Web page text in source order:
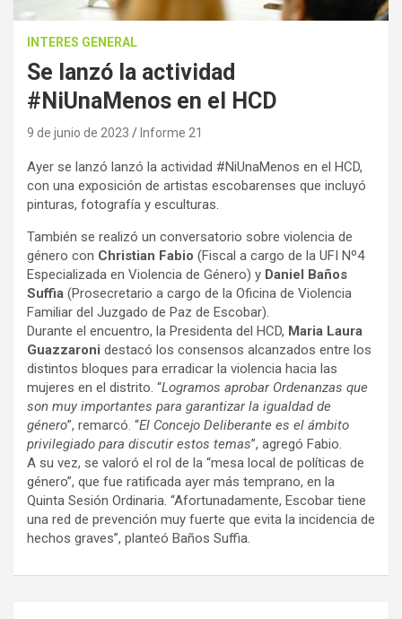
INTERES GENERAL
Se lanzó la actividad
#NiUnaMenos en el HCD
9 de junio de 2023 Informe 21
Ayer se lanzó lanzó la actividad #NiUnaMenos en el HCD,
con una exposición de artistas escobarenses que incluyó
pinturas, fotografía y esculturas.
También se realizó un conversatorio sobre violencia de
género con Christian Fabio (Fiscal a cargo de la UFI Nº4
Especializada en Violencia de Género) y Daniel Baños
Suffia (Prosecretario a cargo de la Oficina de Violencia
Familiar del Juzgado de Paz de Escobar).
Durante el encuentro, la Presidenta del HCD, Maria Laura
Guazzaroni destacó los consensos alcanzados entre los
distintos bloques para erradicar la violencia hacia las
mujeres en el distrito. “Logramos aprobar Ordenanzas que
son muy importantes para garantizar la igualdad de
género”, remarcó. “El Concejo Deliberante es el ámbito
privilegiado para discutir estos temas”, agregó Fabio.
A su vez, se valoró el rol de la “mesa local de políticas de
género”, que fue ratificada ayer más temprano, en la
Quinta Sesión Ordinaria. “Afortunadamente, Escobar tiene
una red de prevención muy fuerte que evita la incidencia de
hechos graves”, planteó Baños Suffia.